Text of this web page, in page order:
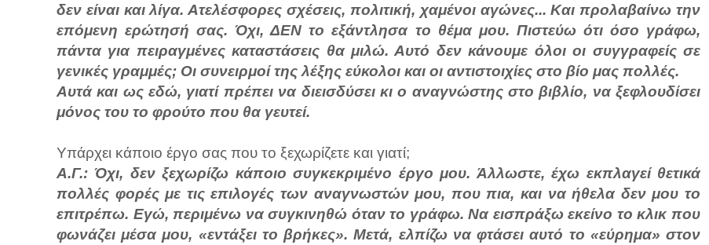
δεν είναι και λίγα. Ατελέσφορες σχέσεις, πολιτική, χαμένοι αγώνες... Και προλαβαίνω την
επόμενη ερώτησή σας. Όχι, ΔΕΝ το εξάντλησα το θέμα μου. Πιστεύω ότι όσο γράφω,
πάντα για πειραγμένες καταστάσεις θα μιλώ. Αυτό δεν κάνουμε όλοι οι συγγραφείς σε
γενικές γραμμές; Οι συνειρμοί της λέξης εύκολοι και οι αντιστοιχίες στο βίο μας πολλές.
Αυτά και ως εδώ, γιατί πρέπει να διεισδύσει κι ο αναγνώστης στο βιβλίο, να ξεφλουδίσει
μόνος του το φρούτο που θα γευτεί.
Υπάρχει κάποιο έργο σας που το ξεχωρίζετε και γιατί;
Α.Γ.: Όχι, δεν ξεχωρίζω κάποιο συγκεκριμένο έργο μου. Άλλωστε, έχω εκπλαγεί θετικά
πολλές φορές με τις επιλογές των αναγνωστών μου, που πια, και να ήθελα δεν μου το
επιτρέπω. Εγώ, περιμένω να συγκινηθώ όταν το γράφω. Να εισπράξω εκείνο το κλικ που
φωνάζει μέσα μου, «εντάξει το βρήκες». Μετά, ελπίζω να φτάσει αυτό το «εύρημα» στον